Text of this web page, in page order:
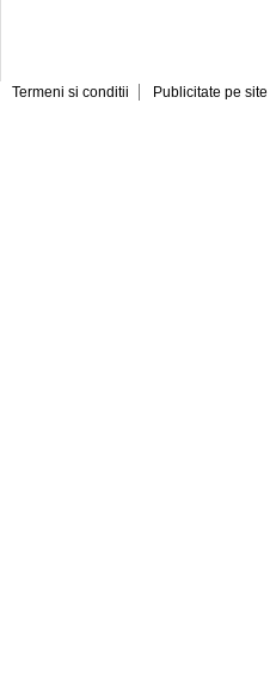
Termeni si conditii Publicitate pe site